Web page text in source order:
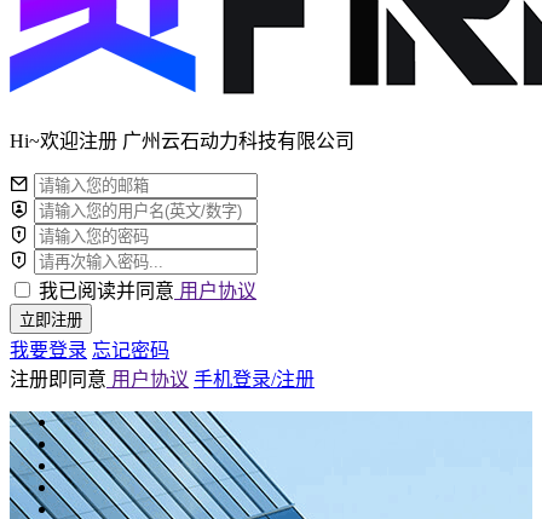
Hi~欢迎注册 广州云石动力科技有限公司
我已阅读并同意 用户协议
立即注册
我要登录 忘记密码
注册即同意 用户协议 手机登录/注册